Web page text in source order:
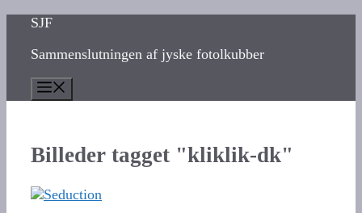
indhold
SJF
Sammenslutningen af jyske fotolkubber
Billeder tagget "kliklik-dk"